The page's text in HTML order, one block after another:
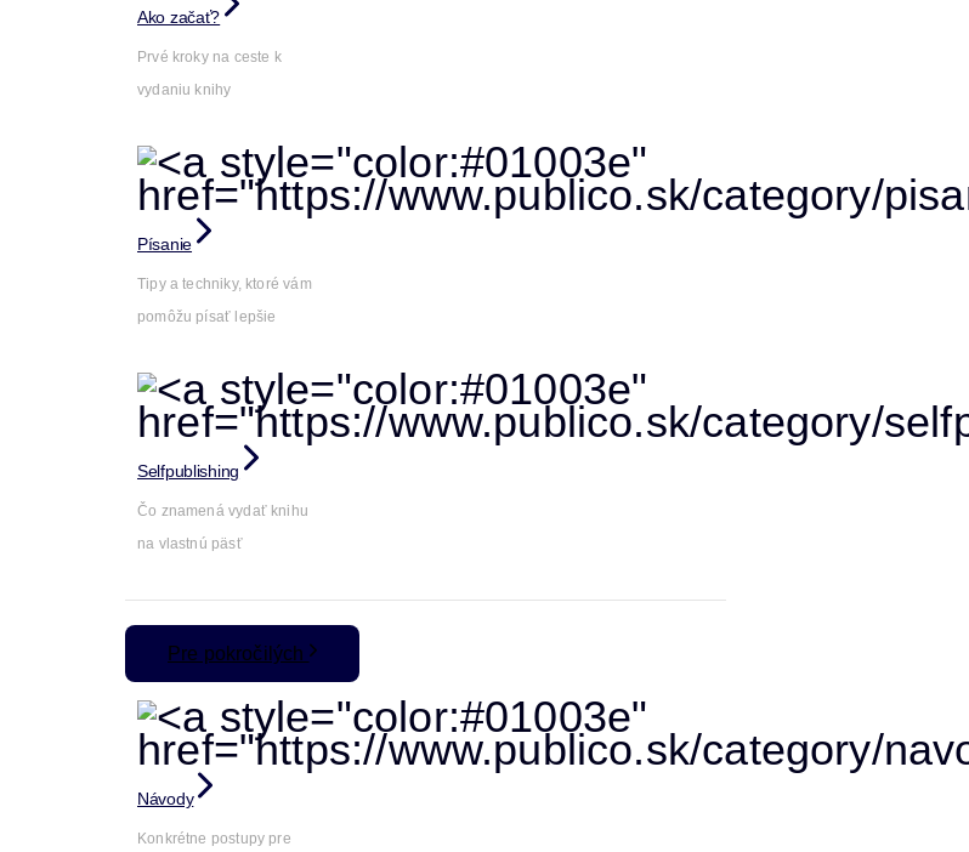
Ako začať?
Prvé kroky na ceste k
vydaniu knihy
Písanie
Tipy a techniky, ktoré vám
pomôžu písať lepšie
Selfpublishing
Čo znamená vydať knihu
na vlastnú päsť
Pre pokročilých
Návody
Konkrétne postupy pre